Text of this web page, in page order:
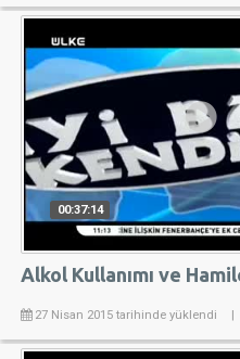
00:37:14
Alkol Kullanımı ve
27 Nisan 2015 tarihinde yüklendi |